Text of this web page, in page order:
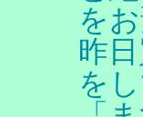
を
昨
を